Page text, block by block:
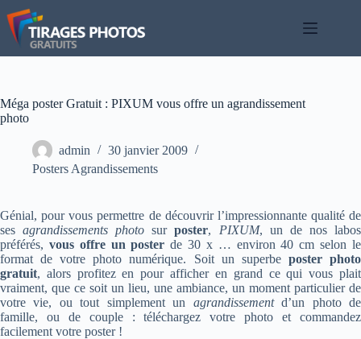
Passer
au
contenu
Méga poster Gratuit : PIXUM vous offre un agrandissement
photo
admin
30 janvier 2009
Posters Agrandissements
Génial, pour vous permettre de découvrir l’impressionnante qualité de
sesagrandissements photo surposter, PIXUM, un de nos labos
préférés, vous offre un poster de 30 x … environ 40 cm selon le
format de votre photo numérique. Soit un superbe poster photo
gratuit, alors profitez en pour afficher en grand ce qui vous plait
vraiment, que ce soit un lieu, une ambiance, un moment particulier de
votre vie, ou tout simplement un agrandissementd’un photo de
famille, ou de couple : téléchargez votre photo et commandez
facilement votre poster !